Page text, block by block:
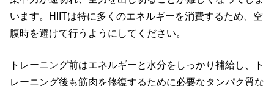
います。
HIITは特に多くのエネルギーを消費するため、空
腹時を避けて行うようにしてください。
トレーニング前はエネルギーと水分をしっかり補給し、ト
レーニング後も筋肉を修復するために必要なタンパク質な